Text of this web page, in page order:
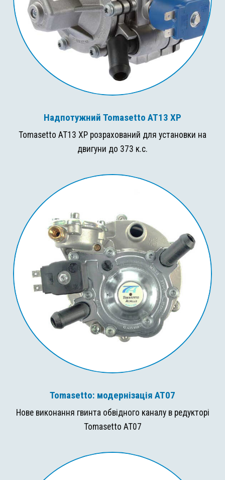
Надпотужний Tomasetto AT13 XP
Tomasetto AT13 XP розрахований для установки на
двигуни до 373 к.с.
Tomasetto: модернізація AT07
Нове виконання гвинта обвідного каналу в редукторі
Tomasetto AT07